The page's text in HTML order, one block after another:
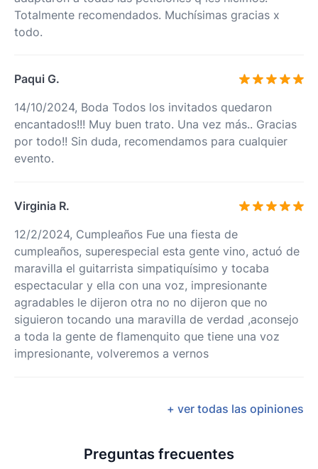
Totalmente recomendados. Muchísimas gracias x
todo.
Paqui G.
14/10/2024, Boda Todos los invitados quedaron
encantados!!! Muy buen trato. Una vez más.. Gracias
por todo!! Sin duda, recomendamos para cualquier
evento.
Virginia R.
12/2/2024, Cumpleaños Fue una fiesta de
cumpleaños, superespecial esta gente vino, actuó de
maravilla el guitarrista simpatiquísimo y tocaba
espectacular y ella con una voz, impresionante
agradables le dijeron otra no no dijeron que no
siguieron tocando una maravilla de verdad ,aconsejo
a toda la gente de flamenquito que tiene una voz
impresionante, volveremos a vernos
+ ver todas las opiniones
Preguntas frecuentes